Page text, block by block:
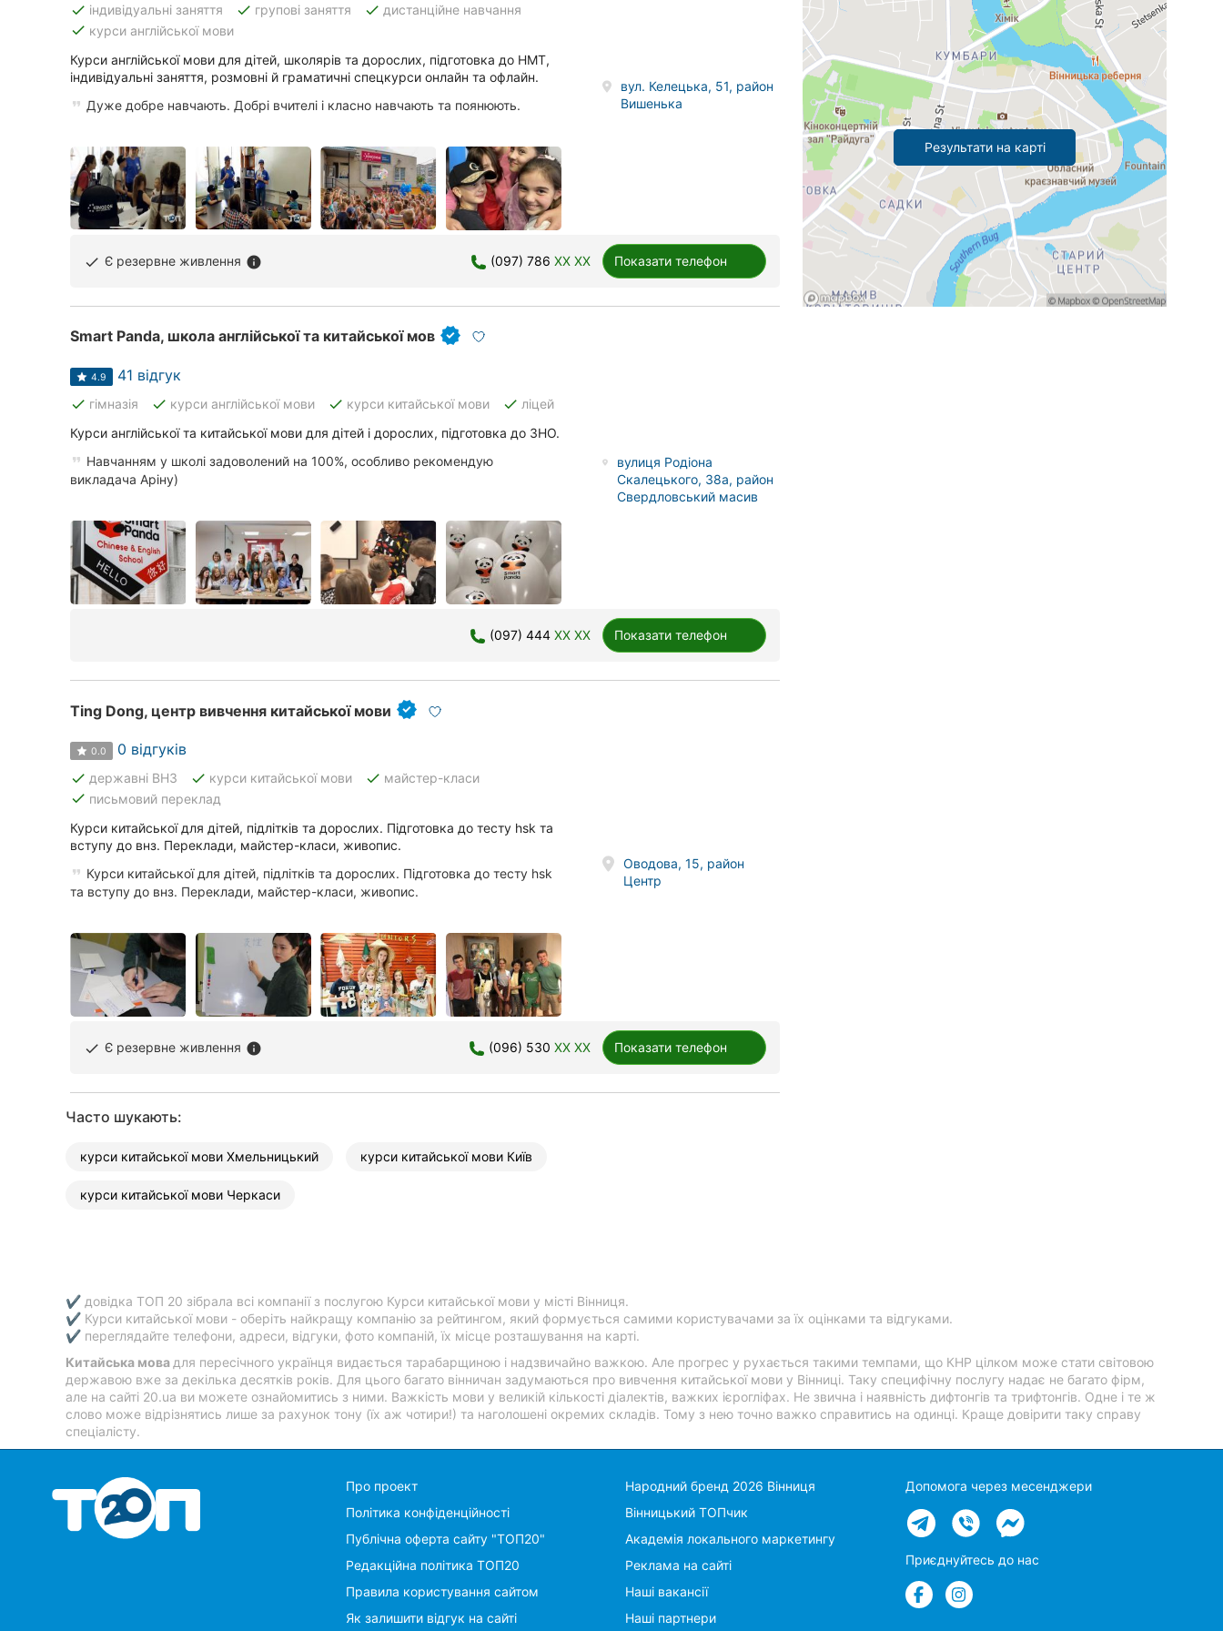
Всі міста:
Тернопіль
Хмельницький
Кропивницький
Харків
Дніпро
Кривий Ріг
Миколаїв
Полтава
Черкаси
Чернівці
Івано-Франківськ
Ужгород
Карпати
done індивідуальні заняття done групові заняття done дистанційне навчання
done курси англійської мови
Курси англійської мови для дітей, школярів та дорослих, підготовка до НМТ,
індивідуальні заняття, розмовні й граматичні спецкурси онлайн та офлайн.
Дуже добре навчають. Добрі вчителі і класно навчають та поянюють.
вул. Келецька, 51, район
Вишенька
done Є резервне живлення info (097) 786 XX XX Показати телефон
Smart Panda, школа англійської та китайської мов
4.9 41 відгук
done гімназія done курси англійської мови done курси китайської мови done ліцей
Курси англійської та китайської мови для дітей і дорослих, підготовка до ЗНО.
Навчанням у школі задоволений на 100%, особливо рекомендую
викладача Аріну)
вулиця Родіона
Скалецького, 38а, район
Свердловський масив
(097) 444 XX XX Показати телефон
Ting Dong, центр вивчення китайської мови
0.0 0 відгуків
done державні ВНЗ done курси китайської мови done майстер-класи
done письмовий переклад
Курси китайської для дітей, підлітків та дорослих. Підготовка до тесту hsk та
вступу до внз. Переклади, майстер-класи, живопис.
Курси китайської для дітей, підлітків та дорослих. Підготовка до тесту hsk
та вступу до внз. Переклади, майстер-класи, живопис.
Оводова, 15, район
Центр
done Є резервне живлення info (096) 530 XX XX Показати телефон
Часто шукають:
курси китайської мови Хмельницький курси китайської мови Київ
курси китайської мови Черкаси
Результати на карті
✔ довідка ТОП 20 зібрала всі компанії з послугою Курси китайської мови у місті Вінниця.
✔ Курси китайської мови - оберіть найкращу компанію за рейтингом, який формується самими користувачами за їх оцінками та відгуками.
✔ переглядайте телефони, адреси, відгуки, фото компаній, їх місце розташування на карті.
Китайська мова для пересічного українця видається тарабарщиною і надзвичайно важкою. Але прогрес у рухається такими темпами, що КНР цілком може стати світовою
державою вже за декілька десятків років. Для цього багато вінничан задумаються про вивчення китайської мови у Вінниці. Таку специфічну послугу надає не багато фірм,
але на сайті 20.ua ви можете ознайомитись з ними. Важкість мови у великій кількості діалектів, важких ієрогліфах. Не звична і наявність дифтонгів та трифтонгів. Одне і те ж
слово може відрізнятись лише за рахунок тону (їх аж чотири!) та наголошені окремих складів. Тому з нею точно важко справитись на одинці. Краще довірити таку справу
спеціалісту.
Про проект
Політика конфіденційності
Публічна оферта сайту "ТОП20"
Редакційна політика ТОП20
Правила користування сайтом
Як залишити відгук на сайті
Народний бренд 2026 Вінниця
Вінницький ТОПчик
Академія локального маркетингу
Реклама на сайті
Наші вакансії
Наші партнери
Допомога через месенджери
Приєднуйтесь до нас